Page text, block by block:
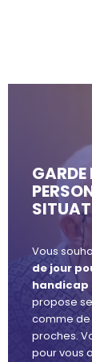
GARDE
Vous
de jour
handicap
propose
comme de
proches.
pour vous